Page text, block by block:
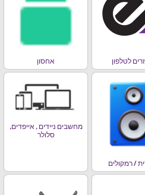
לטלפון אחסון
/ רמקולים
מחשבים ניידים , אייפדים,
סלולר